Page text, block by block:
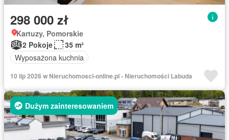
298 000 zł
Kartuzy, Pomorskie
2 Pokoje
35 m²
Wyposażona kuchnia
10 lip 2026 w Nieruchomosci-online.pl - Nieruchomości Labuda
Dużym zainteresowaniem